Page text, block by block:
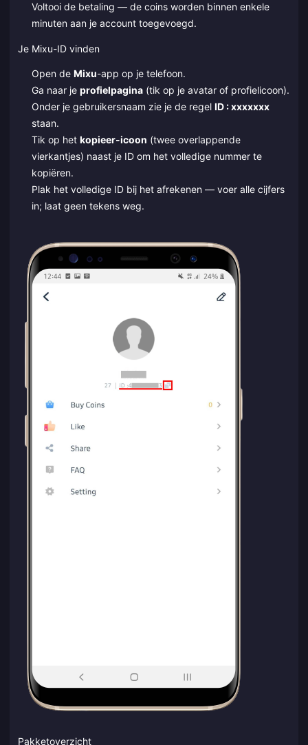
Voltooi de betaling — de coins worden binnen enkele
minuten aan je account toegevoegd.
Je Mixu-ID vinden
Open de Mixu-app op je telefoon.
Ga naar je profielpagina(tik op je avatar of profielicoon).
Onder je gebruikersnaam zie je de regel ID : xxxxxxx
staan.
Tik op het kopieer-icoon (twee overlappende
vierkantjes) naast je ID om het volledige nummer te
kopiëren.
Plak het volledige ID bij het afrekenen — voer alle cijfers
in; laat geen tekens weg.
Pakketoverzicht